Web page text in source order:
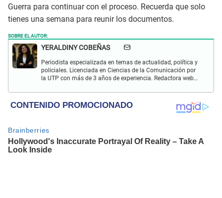
Guerra para continuar con el proceso. Recuerda que solo
tienes una semana para reunir los documentos.
SOBRE EL AUTOR:
YERALDINY COBEÑAS
Periodista especializada en temas de actualidad, política y
policiales. Licenciada en Ciencias de la Comunicación por
la UTP con más de 3 años de experiencia. Redactora web
en temas relacionados con misterios, películas y series
policiales.